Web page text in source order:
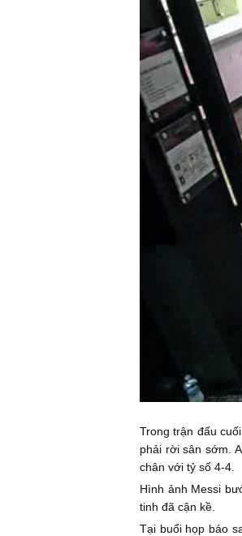
Trong trận đấu
phải rời sân sớm.
chân với tỷ số 4-4.
Hình ảnh Messi
tinh đã cận kề.
Tại buổi họp báo